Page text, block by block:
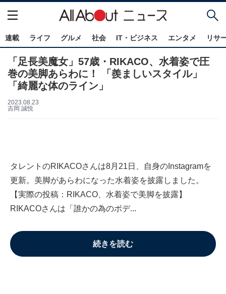
連載 ライフ グルメ 社会 IT・ビジネス エンタメ リサ
「足長美魔女」57歳・RIKACO、水着姿で圧
巻の美脚あらわに！ 「羨ましいスタイル」
「綺麗な体のライン」
2023.08.23
吉岡 誠悦
タレントのRIKACOさんは8月21日、自身のInstagramを
更新。美脚があらわになった水着姿を披露しました。
【実際の投稿：RIKACO、水着姿で美脚を披露】
RIKACOさんは「誰かの為のボデ...
続きを読む